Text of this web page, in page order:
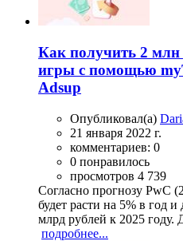
Как получить 2 млн
игры с помощью
Adsup
Опубликовал(а)
21 января 2022 г.
комментариев: 0
0 понравилось
просмотров 4 739
Согласно прогнозу PwC
будет расти на 5% в год и
млрд рублей к 2025 году.
подробнее...